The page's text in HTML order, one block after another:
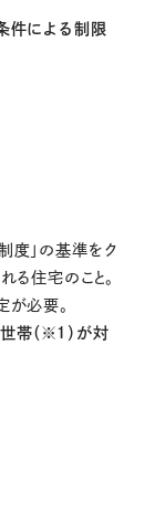
件による制限
度」の基準をク
る住宅のこと。
が必要。
帯（※１）が対